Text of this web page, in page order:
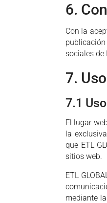
6.
Con la
sociales de
7.
7.1
El lugar
la
que ETL
sitios web.
ETL
mediante